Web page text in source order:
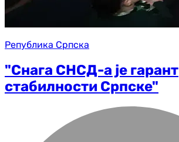
Република Српска
"Снага СНСД-а је гарант
стабилности Српске"